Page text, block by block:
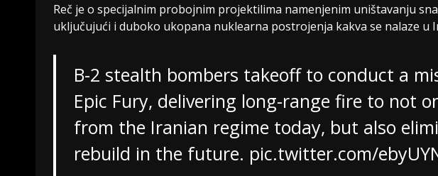
Reč je o specijalnim probojnim projektilima namenjenim uništavanju
uključujući i duboko ukopana nuklearna postrojenja kakva se nalaze u
B-2 stealth bombers takeoff to conduct a
Epic Fury, delivering long-range fire to not
from the Iranian regime today, but also
rebuild in the future. pic.twitter.com/